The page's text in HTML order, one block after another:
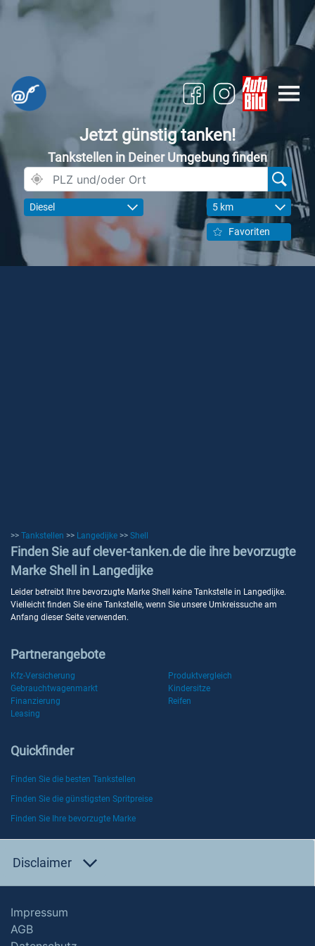
Jetzt günstig tanken!
Tankstellen in Deiner Umgebung finden
Diesel 5 km
Favoriten
>> Tankstellen >> Langedijke >> Shell
Finden Sie auf clever-tanken.de die ihre bevorzugte
Marke Shell in Langedijke
Leider betreibt Ihre bevorzugte Marke Shell keine Tankstelle in Langedijke.
Vielleicht finden Sie eine Tankstelle, wenn Sie unsere Umkreissuche am
Anfang dieser Seite verwenden.
Partnerangebote
Kfz-Versicherung
Produktvergleich
Gebrauchtwagenmarkt
Kindersitze
Finanzierung
Reifen
Leasing
Quickfinder
Finden Sie die besten Tankstellen
Finden Sie die günstigsten Spritpreise
Finden Sie Ihre bevorzugte Marke
Disclaimer
Impressum
AGB